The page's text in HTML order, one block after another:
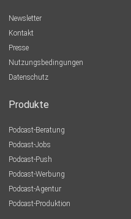
Newsletter
Kontakt
Presse
Nutzungsbedingungen
Datenschutz
Produkte
Podcast-Beratung
Podcast-Jobs
Podcast-Push
Podcast-Werbung
Podcast-Agentur
Podcast-Produktion